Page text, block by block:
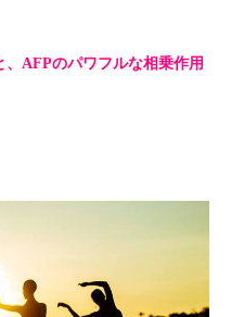
AFPのパワフルな相乗作用